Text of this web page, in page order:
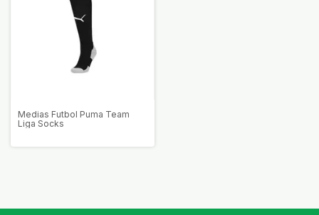
Medias Futbol Puma Team
Liga Socks